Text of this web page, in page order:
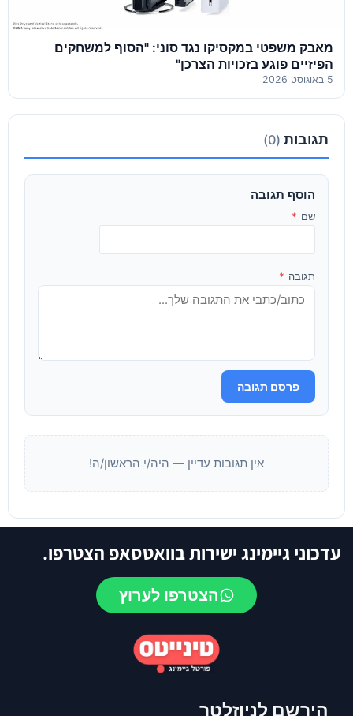
מאבק משפטי במקסיקו נגד סוני: "הסוף למשחקים
הפיזיים פוגע בזכויות הצרכן"
5 באוגוסט 2026
תגובות (0)
הוסף תגובה
שם *
תגובה *
פרסם תגובה
אין תגובות עדיין — היה/י הראשון/ה!
עדכוני גיימינג ישירות בוואטסאפ הצטרפו.
הצטרפו לערוץ
הירשם לניוזלטר